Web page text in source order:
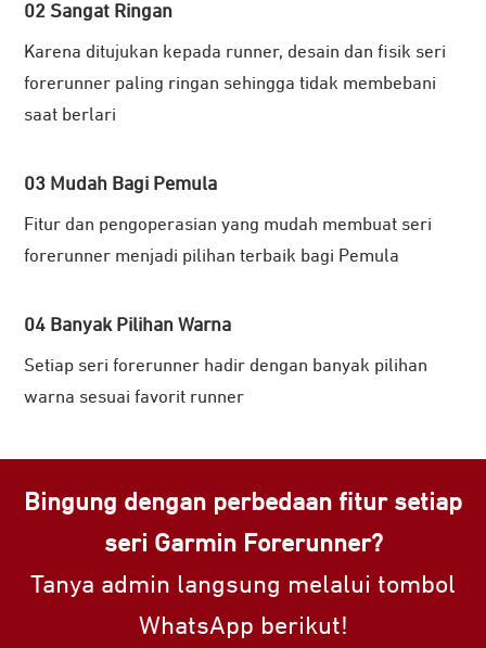
02 Sangat Ringan
Karena ditujukan kepada runner, desain dan fisik seri
forerunner paling ringan sehingga tidak membebani
saat berlari
03 Mudah Bagi Pemula
Fitur dan pengoperasian yang mudah membuat seri
forerunner menjadi pilihan terbaik bagi Pemula
04 Banyak Pilihan Warna
Setiap seri forerunner hadir dengan banyak pilihan
warna sesuai favorit runner
Bingung dengan perbedaan fitur setiap
seri Garmin Forerunner?
Tanya admin langsung melalui tombol
WhatsApp berikut!